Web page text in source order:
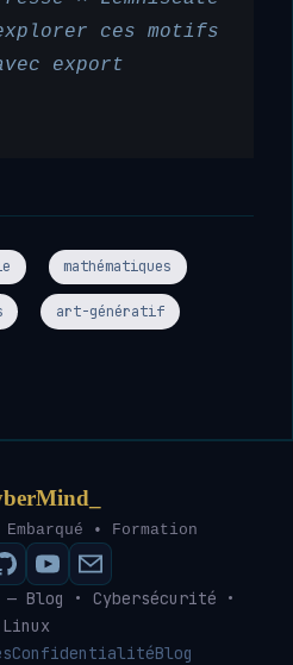
ces motifs
export
mathématiques
art-génératif
• Formation
— Blog • Cybersécurité •
Linux
ConfidentialitéBlog